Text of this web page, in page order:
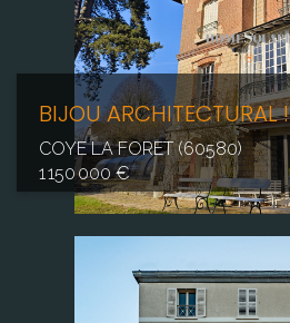
BIJOU ARCHITECTURAL !
COYE LA FORET (60580)
1 150 000 €